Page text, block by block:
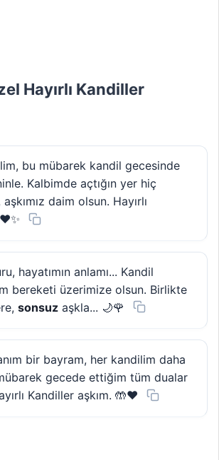
Hayırlı Kandiller
bu mübarek kandil gecesinde
Kalbimde açtığın yer hiç
daim olsun. Hayırlı
hayatımın anlamı... Kandil
bereketi üzerimize olsun. Birlikte
sonsuz aşkla... 🌙🌹
bir bayram, her kandilim daha
gecede ettiğim tüm dualar
Kandiller aşkım. 🤲❤️